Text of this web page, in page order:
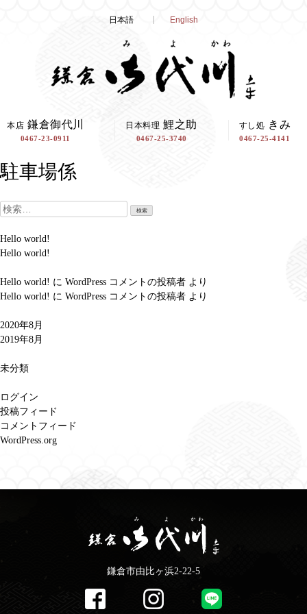
English
日本語
本店 鎌倉御代川
0467-23-0911
日本料理 鯉之助
0467-25-3740
すし処 きみ
0467-25-4141
駐車場係
検
Hello world!
Hello world!
Hello world! に WordPress コメントの投稿者 より
Hello world! に WordPress コメントの投稿者 より
2020年8月
2019年8月
未分類
ログイン
投稿フィード
コメントフィード
WordPress.org
鎌倉市由比ヶ浜2-22-5